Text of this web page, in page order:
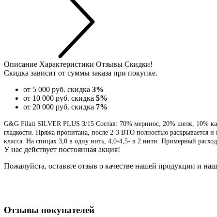
Описание Характеристики Отзывы Скидки!
Скидка зависит от суммы заказа при покупке.
от 5 000 руб. скидка 3%
от 10 000 руб. скидка 5%
от 20 000 руб. скидка 7%
G&G Filati SILVER PLUS 3/15 Состав: 70% меринос, 20% шелк, 10%
гладкости. Пряжа пропитана, после 2-3 ВТО полностью раскрывается
класса. На спицах 3,0 в одну нить, 4,0-4,5- в 2 нити. Примерный
У нас действует постоянная акция!
Пожалуйста, оставьте отзыв о качестве нашей продукции и
Отзывы покупателей